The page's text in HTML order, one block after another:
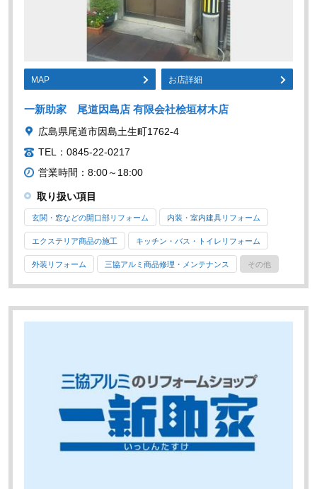
MAP お店詳細
一新助家 尾道因島店 有限会社桧垣材木店
広島県尾道市因島土生町1762-4
TEL：0845-22-0217
営業時間：8:00～18:00
取り扱い項目
玄関・窓などの開口部リフォーム 内装・室内建具リフォーム
エクステリア商品の施工 キッチン・バス・トイレリフォーム
外装リフォーム 三協アルミ商品修理・メンテナンス その他